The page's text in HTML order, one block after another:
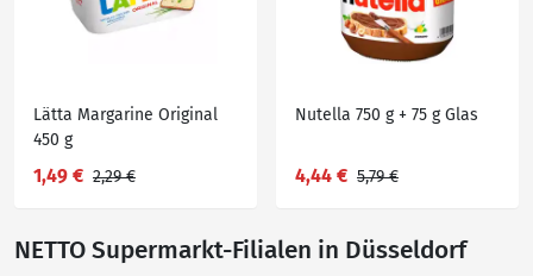
Lätta Margarine Original
450 g
1,49 € 2,29 €
Nutella 750 g + 75 g Glas
4,44 € 5,79 €
NETTO Supermarkt-Filialen in Düsseldorf